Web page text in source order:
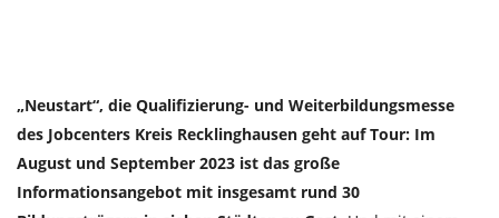
„Neustart“, die Qualifizierung- und Weiterbildungsmesse
des Jobcenters Kreis Recklinghausen geht auf Tour: Im
August und September 2023 ist das große
Informationsangebot mit insgesamt rund 30